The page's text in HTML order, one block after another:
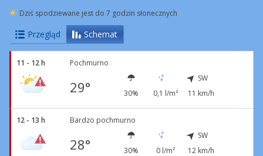
Dziś spodziewane jest do 7 godzin słonecznych
Przegląd Schemat
11 - 12 h Pochmurno
29° 30% 0,1 l/m²
SW
11 km/h
12 - 13 h Bardzo pochmurno
28° 30% 0 l/m²
SW
12 km/h